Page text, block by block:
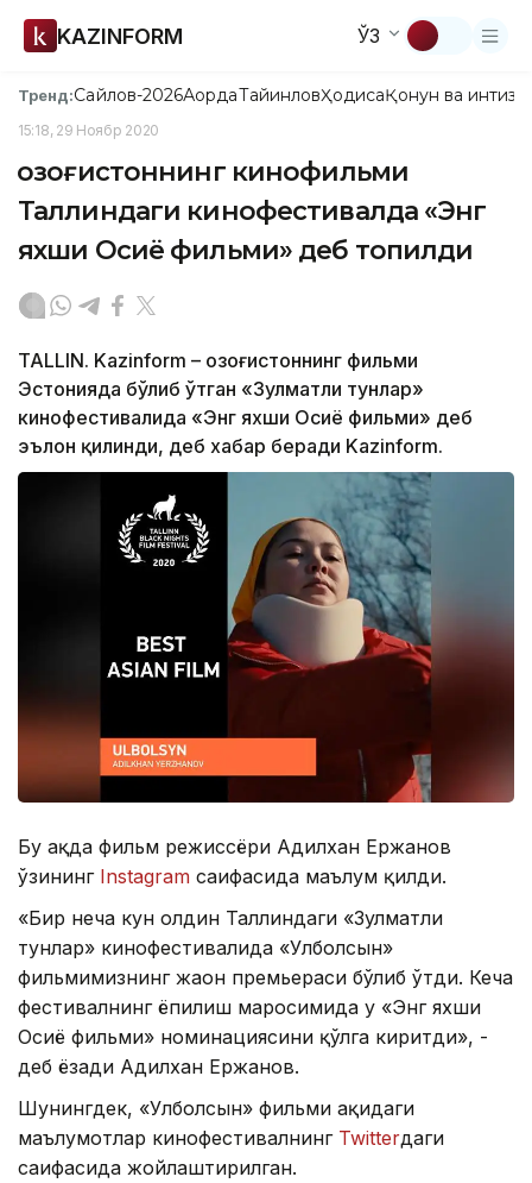
KAZINFORM ЎЗ
Тренд:Сайлов-2026АқордаТайинловҲодисаҚонун ва
15:18, 29 Ноябр 2020
Қозоғистоннинг кинофильми
Таллиндаги кинофестивалда «Энг
яхши Осиё фильми» деб топилди
TALLIN. Kazinform – Қозоғистоннинг фильми
Эстонияда бўлиб ўтган «Зулматли тунлар»
кинофестивалида «Энг яхши Осиё фильми» деб
эълон қилинди, деб хабар беради Kazinform.
Бу ҳақда фильм режиссёри Адилхан Ержанов
ўзининг Instagram саҳифасида маълум қилди.
«Бир неча кун олдин Таллиндаги «Зулматли
тунлар» кинофестивалида «Улболсын»
фильмимизнинг жаҳон премьераси бўлиб ўтди. Кеча
фестивалнинг ёпилиш маросимида у «Энг яхши
Осиё фильми» номинациясини қўлга киритди», -
деб ёзади Адилхан Ержанов.
Шунингдек, «Улболсын» фильми ҳақидаги
маълумотлар кинофестивалнинг Twitterдаги
саҳифасида жойлаштирилган.